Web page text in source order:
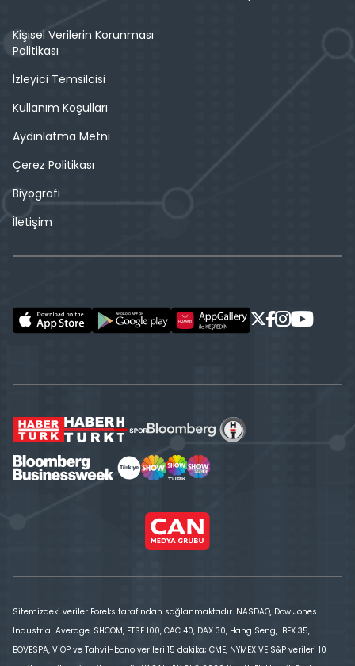
Kişisel Verilerin Korunması
Politikası
İzleyici Temsilcisi
Kullanım Koşulları
Aydınlatma Metni
Çerez Politikası
Biyografi
İletişim
Sitemizdeki veriler Foreks tarafından sağlanmaktadır. NASDAQ, Dow Jones
Industrial Average, SHCOM, FTSE 100, CAC 40, DAX 30, Hang Seng, IBEX 35,
BOVESPA, VİOP ve Tahvil-bono verileri 15 dakika; CME, NYMEX VE S&P verileri 10